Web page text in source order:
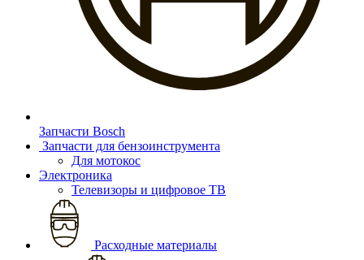
Запчасти Bosch
Запчасти для бензоинструмента
Для мотокос
Электроника
Телевизоры и цифровое ТВ
Расходные материалы